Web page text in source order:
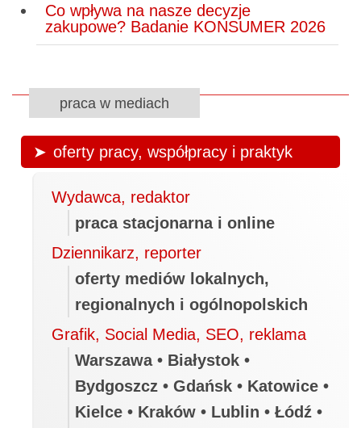
Co wpływa na nasze decyzje
zakupowe? Badanie KONSUMER 2026
praca w mediach
oferty pracy, współpracy i praktyk
Wydawca, redaktor
praca stacjonarna i online
Dziennikarz, reporter
oferty mediów lokalnych,
regionalnych i ogólnopolskich
Grafik, Social Media, SEO, reklama
Warszawa • Białystok •
Bydgoszcz • Gdańsk • Katowice •
Kielce • Kraków • Lublin • Łódź •